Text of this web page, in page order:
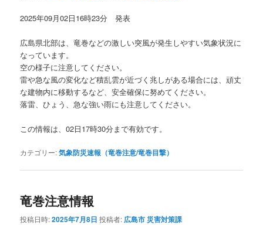
2025年09月02日16時23分 発表
広島県北部は、竜巻などの激しい突風が発生しやすい気象状況に
なっています。
空の様子に注意してください。
雷や急な風の変化など積乱雲が近づく兆しがある場合には、頑丈
な建物内に移動するなど、安全確保に努めてください。
落雷、ひょう、急な強い雨にも注意してください。
この情報は、02日17時30分まで有効です。
カテゴリー:気象防災速報（竜巻注意/竜巻目撃）
竜巻注意情報
投稿日時:2025年7月8日 投稿者: 広島市 災害対策課